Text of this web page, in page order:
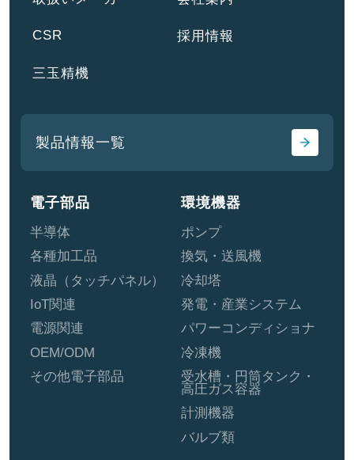
CSR 採用情報
三玉精機
製品情報一覧
電子部品
半導体
各種加工品
液晶（タッチパネル）
IoT関連
電源関連
OEM/ODM
その他電子部品
環境機器
ポンプ
換気・送風機
冷却塔
発電・産業システム
パワーコンディショナ
冷凍機
受水槽・円筒タンク・
高圧ガス容器
計測機器
バルブ類